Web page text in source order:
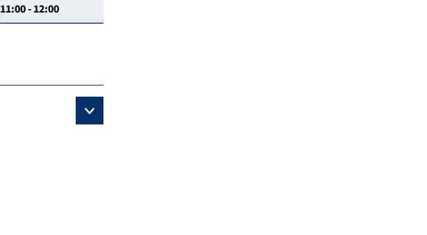
11:00 - 12:00